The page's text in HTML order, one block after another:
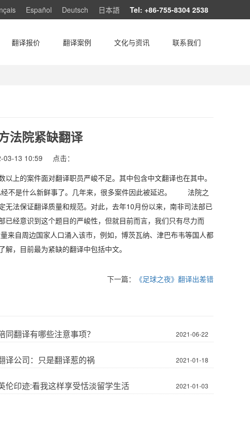
Español Deutsch 日本語 Tel: +86-755-8304 2538
翻译报价 翻译案例 文化与资讯 联系我们
法院紧缺翻译
03-13 10:59
点击：
上的案件面对翻译职员严峻不足。其中包含中文翻译也在其中。
不是什么新鲜事了。几年来，很多案件因此被延迟。 法院之
法保证翻译质量和规范。对此，去年10月份以来，南非司法部已
经意识到这个题目的严峻性，但就目前而言，我们只有尽力而
自周边国家人口涌入该市，例如，博茨瓦纳、津巴布韦等国人都
，目前最为紧缺的翻译中包括中文。
下一篇： 《足球之夜》翻译出差错
2021-06-22
同翻译有哪些注意事项？
2021-01-18
译公司：只是翻译惹的祸
2021-01-03
伦印迹:看我这样享受恬淡留学生活